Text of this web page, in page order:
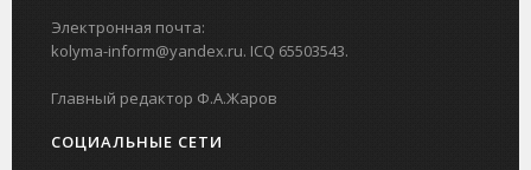
Электронная почта:
kolyma-inform@yandex.ru. ICQ 65503543.
Главный редактор Ф.А.Жаров
СОЦИАЛЬНЫЕ СЕТИ